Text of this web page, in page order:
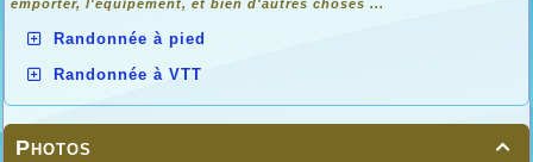
emporter, l'équipement, et bien d'autres choses ...
Randonnée à pied
Randonnée à VTT

Photos